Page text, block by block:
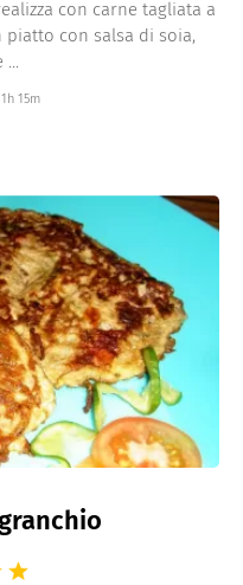
con carne tagliata a
con salsa di soia,
...
1h 15m